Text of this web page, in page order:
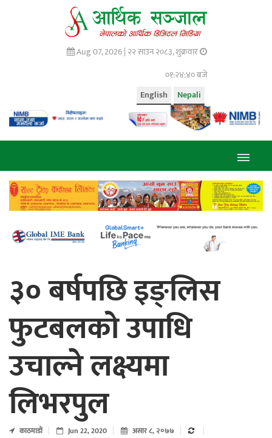
Aug 07, 2026 | २२ साउन २०८३, शुक्रवार
०१:२४:४१ बजे
Nepali
English
३० बर्षपछि इङ्लिस
फुटबलको उपाधि
उचाल्ने लक्ष्यमा
लिभरपुल
काठमाडाैं Jun 22, 2020 असार ८, २०७७